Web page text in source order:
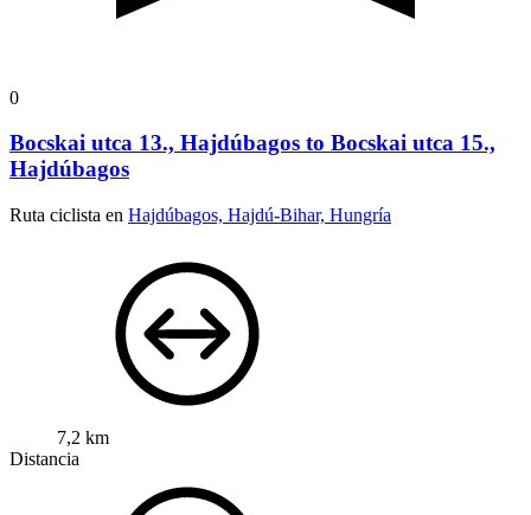
0
Bocskai utca 13., Hajdúbagos to Bocskai utca 15.,
Hajdúbagos
Ruta ciclista en Hajdúbagos, Hajdú-Bihar, Hungría
7,2 km
Distancia